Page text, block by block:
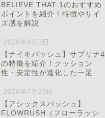
BELIEVE THAT 1のおすすめ
ポイントを紹介！特徴やサイ
ズ感を解説
2026年8月3日
【ナイキバッシュ】サブリナ4
の特徴を紹介！クッション
性・安定性が進化した一足
2026年7月23日
【アシックスバッシュ】
FLOWRUSH（フローラッシ